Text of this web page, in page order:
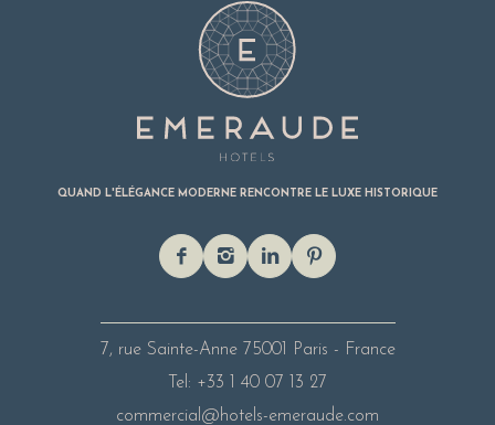
QUAND L'ÉLÉGANCE MODERNE RENCONTRE LE LUXE HISTORIQUE
7, rue Sainte-Anne 75001 Paris - France
Tel: +33 1 40 07 13 27
commercial@hotels-emeraude.com